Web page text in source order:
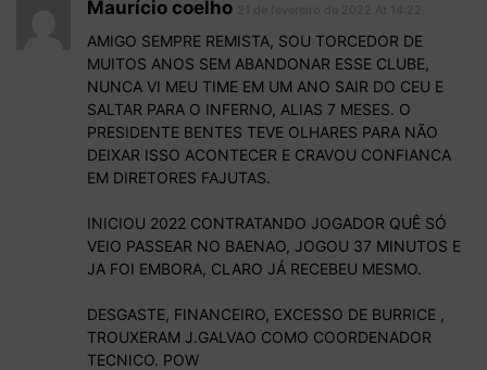
Maurício coelho
AMIGO SEMPRE REMISTA, SOU TORCEDOR DE
MUITOS ANOS SEM ABANDONAR ESSE CLUBE,
NUNCA VI MEU TIME EM UM ANO SAIR DO CEU E
SALTAR PARA O INFERNO, ALIAS 7 MESES. O
PRESIDENTE BENTES TEVE OLHARES PARA NÃO
DEIXAR ISSO ACONTECER E CRAVOU CONFIANCA
EM DIRETORES FAJUTAS.
INICIOU 2022 CONTRATANDO JOGADOR QUÊ SÓ
VEIO PASSEAR NO BAENAO, JOGOU 37 MINUTOS E
JA FOI EMBORA, CLARO JÁ RECEBEU MESMO.
DESGASTE, FINANCEIRO, EXCESSO DE BURRICE ,
TROUXERAM J.GALVAO COMO COORDENADOR
TECNICO. POW